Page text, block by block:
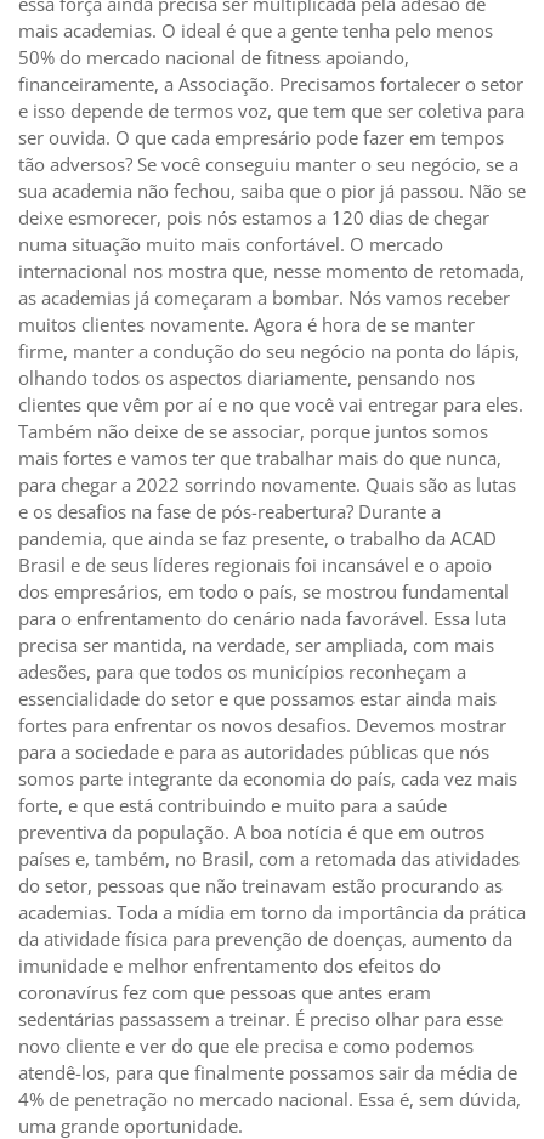
mais academias. O ideal é que a gente tenha pelo menos
50% do mercado nacional de fitness apoiando,
financeiramente, a Associação. Precisamos fortalecer o setor
e isso depende de termos voz, que tem que ser coletiva para
ser ouvida. O que cada empresário pode fazer em tempos
tão adversos? Se você conseguiu manter o seu negócio, se a
sua academia não fechou, saiba que o pior já passou. Não se
deixe esmorecer, pois nós estamos a 120 dias de chegar
numa situação muito mais confortável. O mercado
internacional nos mostra que, nesse momento de retomada,
as academias já começaram a bombar. Nós vamos receber
muitos clientes novamente. Agora é hora de se manter
firme, manter a condução do seu negócio na ponta do lápis,
olhando todos os aspectos diariamente, pensando nos
clientes que vêm por aí e no que você vai entregar para eles.
Também não deixe de se associar, porque juntos somos
mais fortes e vamos ter que trabalhar mais do que nunca,
para chegar a 2022 sorrindo novamente. Quais são as lutas
e os desafios na fase de pós-reabertura? Durante a
pandemia, que ainda se faz presente, o trabalho da ACAD
Brasil e de seus líderes regionais foi incansável e o apoio
dos empresários, em todo o país, se mostrou fundamental
para o enfrentamento do cenário nada favorável. Essa luta
precisa ser mantida, na verdade, ser ampliada, com mais
adesões, para que todos os municípios reconheçam a
essencialidade do setor e que possamos estar ainda mais
fortes para enfrentar os novos desafios. Devemos mostrar
para a sociedade e para as autoridades públicas que nós
somos parte integrante da economia do país, cada vez mais
forte, e que está contribuindo e muito para a saúde
preventiva da população. A boa notícia é que em outros
países e, também, no Brasil, com a retomada das atividades
do setor, pessoas que não treinavam estão procurando as
academias. Toda a mídia em torno da importância da prática
da atividade física para prevenção de doenças, aumento da
imunidade e melhor enfrentamento dos efeitos do
coronavírus fez com que pessoas que antes eram
sedentárias passassem a treinar. É preciso olhar para esse
novo cliente e ver do que ele precisa e como podemos
atendê-los, para que finalmente possamos sair da média de
4% de penetração no mercado nacional. Essa é, sem dúvida,
uma grande oportunidade.